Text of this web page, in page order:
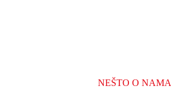
NEŠTO O NAMA